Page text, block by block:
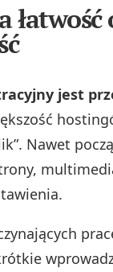
łatwość
jest
Nawet